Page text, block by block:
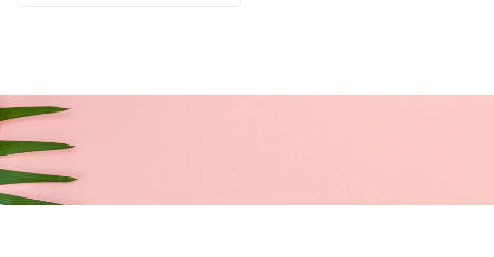
garandeert.
Veelgestelde Vragen
eetset is ontworpen om mee te groeien met je kind, van
baby tot peuter.